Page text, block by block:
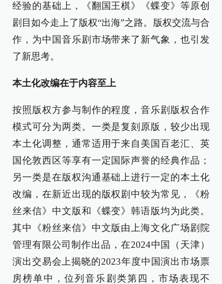
经验的基础上，《翻国王棋》《蝶变》等原创
剧目如今走上了版权“出海”之路。版权交流与合
作，为中国音乐剧市场带来了新气象，也引发
了新思考。
本土化改编在于内容至上
按照版权方参与制作的程度，音乐剧版权合作
模式可分为两类。一类是复刻原版，较少出现
本土化调整，通常适用于来自美国百老汇、英
国伦敦西区等享有一定国际声誉的经典作品；
另一类是在版权沟通基础上进行一定的本土化
改编，在新近出现的版权剧中较为常见，《粉
丝来信》中文版和《蝶变》韩语版均为此类。
其中《粉丝来信》中文版由上海文化广场剧院
管理有限公司制作出品，在2024中国（天津）
演出交易会上揭晓的2023年度中国演出市场票
房榜单中，位列音乐剧类第四，市场表现不